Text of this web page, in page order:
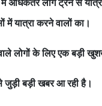
यात्रा करने वालों का।
लोगों के लिए एक बड़ी
जुड़ी बड़ी खबर आ रही है।